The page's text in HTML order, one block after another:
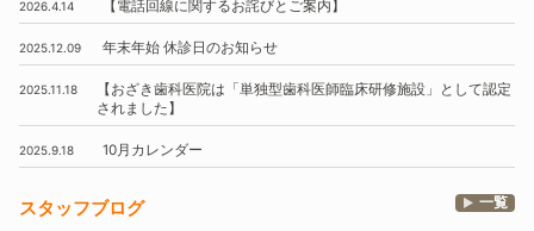
2026.4.14 【電話回線に関するお詫びとご案内】
2025.12.09 年末年始 休診日のお知らせ
2025.11.18 【おざき歯科医院は 「単独型歯科医師臨床研修施設」
として認定
されました】
2025.9.18 10月 カレンダー
スタッフブログ 一覧